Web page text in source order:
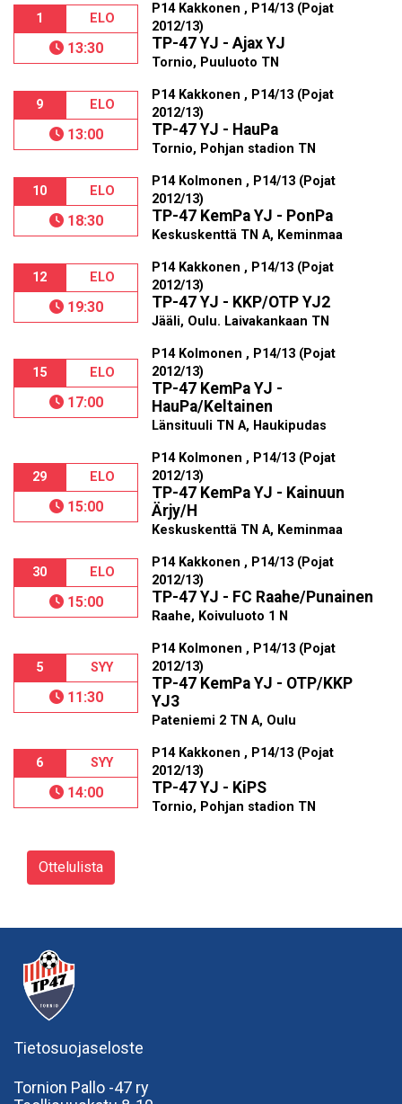
1 ELO
13:30
P14 Kakkonen , P14/13 (Pojat
2012/13)
TP-47 YJ - Ajax YJ
Tornio, Puuluoto TN
9 ELO
13:00
P14 Kakkonen , P14/13 (Pojat
2012/13)
TP-47 YJ - HauPa
Tornio, Pohjan stadion TN
10 ELO
18:30
P14 Kolmonen , P14/13 (Pojat
2012/13)
TP-47 KemPa YJ - PonPa
Keskuskenttä TN A, Keminmaa
12 ELO
19:30
P14 Kakkonen , P14/13 (Pojat
2012/13)
TP-47 YJ - KKP/OTP YJ2
Jääli, Oulu. Laivakankaan TN
15 ELO
17:00
P14 Kolmonen , P14/13 (Pojat
2012/13)
TP-47 KemPa YJ -
HauPa/Keltainen
Länsituuli TN A, Haukipudas
29 ELO
15:00
P14 Kolmonen , P14/13 (Pojat
2012/13)
TP-47 KemPa YJ - Kainuun
Ärjy/H
Keskuskenttä TN A, Keminmaa
30 ELO
15:00
P14 Kakkonen , P14/13 (Pojat
2012/13)
TP-47 YJ - FC Raahe/Punainen
Raahe, Koivuluoto 1 N
5 SYY
11:30
P14 Kolmonen , P14/13 (Pojat
2012/13)
TP-47 KemPa YJ - OTP/KKP
YJ3
Pateniemi 2 TN A, Oulu
6 SYY
14:00
P14 Kakkonen , P14/13 (Pojat
2012/13)
TP-47 YJ - KiPS
Tornio, Pohjan stadion TN
Ottelulista
Tietosuojaseloste
Tornion Pallo -47 ry